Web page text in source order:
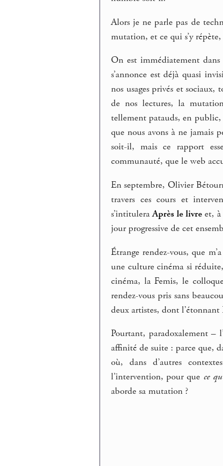
Alors je ne parle pas de
mutation, et ce qui s’y
On est immédiatement
s’annonce est déjà quasi
nos usages privés et
de nos lectures, la
tellement patauds, en public,
que nous avons à ne jamais
soit-il, mais ce rapport
communauté, que le web
En septembre, Olivier
travers ces cours et
s’intituleraAprès le livre et,
jour progressive de cet
Étrange rendez-vous, que
une culture cinéma si
cinéma, la Femis, le
rendez-vous pris sans
deux artistes, dont l’étonnant
Pourtant, paradoxalement –
affinité de suite : parce que,
où, dans d’autres
l’intervention, pour que ce
aborde sa mutation ?